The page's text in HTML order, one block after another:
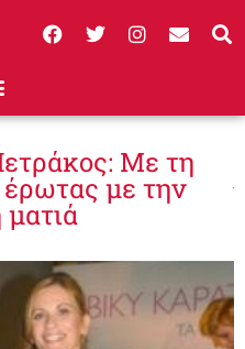
Με τη
με την